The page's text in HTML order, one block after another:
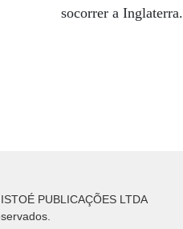
socorrer a Inglaterra.
PUBLICAÇÕES LTDA